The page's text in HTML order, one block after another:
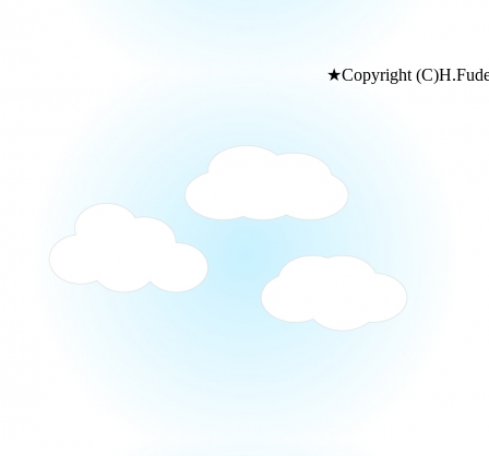
★Copyright